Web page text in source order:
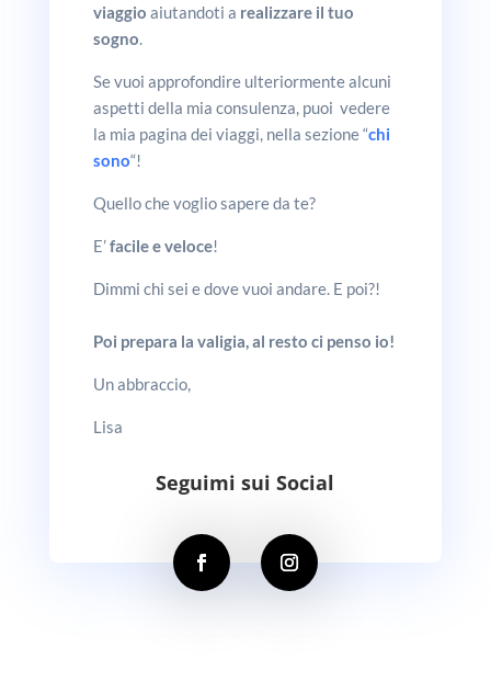
viaggio aiutandoti a realizzare il tuo
sogno.
Se vuoi approfondire ulteriormente alcuni
aspetti della mia consulenza, puoi vedere
la mia pagina dei viaggi, nella sezione “chi
sono“!
Quello che voglio sapere da te?
E’facile e veloce!
Dimmi chi sei e dove vuoi andare. E poi?!
Poi prepara la valigia, al resto ci penso io!
Un abbraccio,
Lisa
Seguimi sui Social